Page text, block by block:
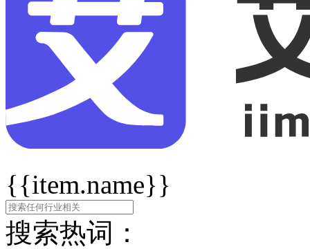
{{item.name}}
搜索热词：